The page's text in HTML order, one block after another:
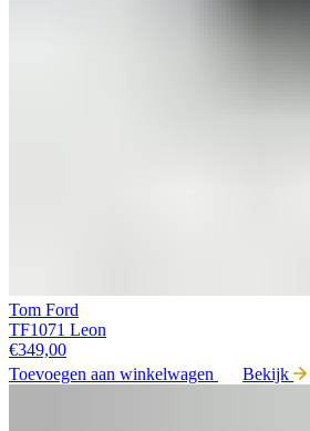
Tom Ford
TF1071 Leon
€349,00
Toevoegen aan winkelwagen
Bekijk